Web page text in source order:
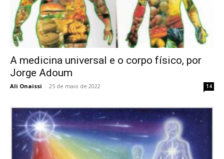
A medicina universal e o corpo físico, por
Jorge Adoum
Ali Onaissi - 25 de maio de 2022 14